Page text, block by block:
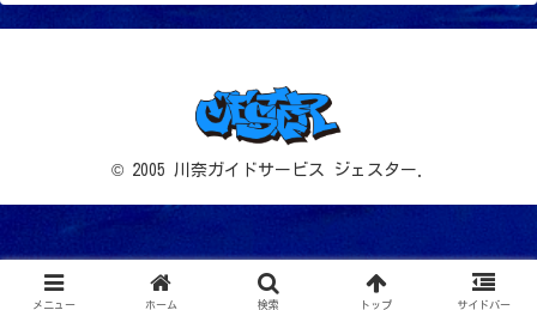
© 2005 川奈ガイドサービス ジェスター.
メニュー ホーム 検索 トップ サイドバー